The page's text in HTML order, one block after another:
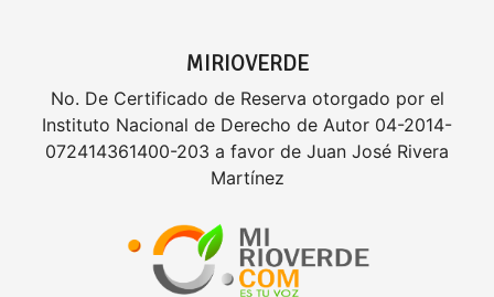
MIRIOVERDE
No. De Certificado de Reserva otorgado por el
Instituto Nacional de Derecho de Autor 04-2014-
072414361400-203 a favor de Juan José Rivera
Martínez